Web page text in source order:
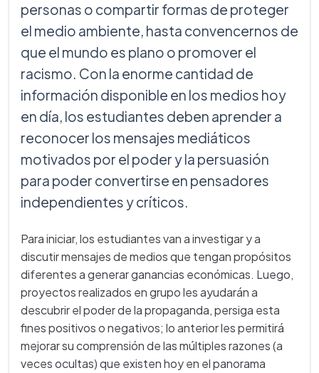
personas o compartir formas de proteger
el medio ambiente, hasta convencernos de
que el mundo es plano o promover el
racismo. Con la enorme cantidad de
información disponible en los medios hoy
en día, los estudiantes deben aprender a
reconocer los mensajes mediáticos
motivados por el poder y la persuasión
para poder convertirse en pensadores
independientes y críticos.
Para iniciar, los estudiantes van a investigar y a
discutir mensajes de medios que tengan propósitos
diferentes a generar ganancias económicas. Luego,
proyectos realizados en grupo les ayudarán a
descubrir el poder de la propaganda, persiga esta
fines positivos o negativos; lo anterior les permitirá
mejorar su comprensión de las múltiples razones (a
veces ocultas) que existen hoy en el panorama